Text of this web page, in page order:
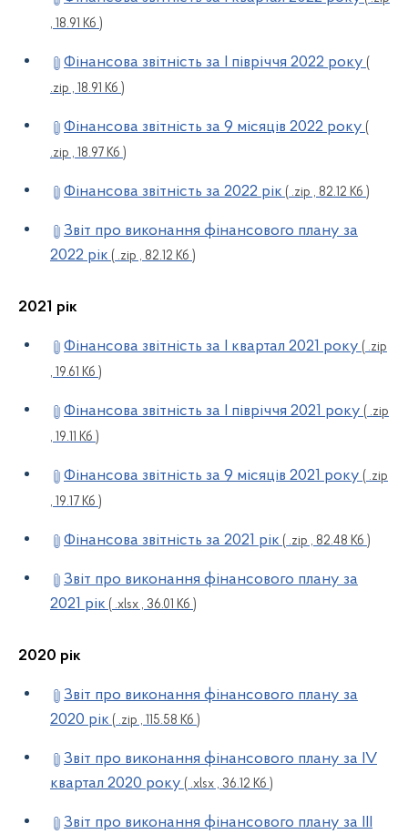
, 18.91 Кб )
Фінансова звітність за І півріччя 2022 року (
.zip , 18.91 Кб )
Фінансова звітність за 9 місяців 2022 року (
.zip , 18.97 Кб )
Фінансова звітність за 2022 рік ( .zip , 82.12 Кб )
Звіт про виконання фінансового плану за
2022 рік ( .zip , 82.12 Кб )
2021 рік
Фінансова звітність за І квартал 2021 року ( .zip
, 19.61 Кб )
Фінансова звітність за І півріччя 2021 року ( .zip
, 19.11 Кб )
Фінансова звітність за 9 місяців 2021 року ( .zip
, 19.17 Кб )
Фінансова звітність за 2021 рік ( .zip , 82.48 Кб )
Звіт про виконання фінансового плану за
2021 рік ( .xlsx , 36.01 Кб )
2020 рік
Звіт про виконання фінансового плану за
2020 рік ( .zip , 115.58 Кб )
Звіт про виконання фінансового плану за ІV
квартал 2020 року ( .xlsx , 36.12 Кб )
Звіт про виконання фінансового плану за ІІI